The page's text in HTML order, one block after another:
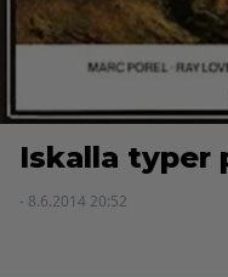
Iskalla typer
- 8.6.2014 20:52